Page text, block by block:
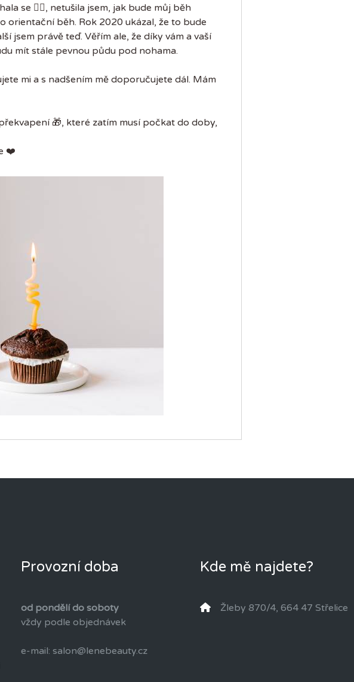
se 🏃‍♀️, netušila jsem, jak bude můj běh
běh. Rok 2020 ukázal, že to bude
jsem právě teď. Věřím ale, že díky vám a vaší
mít stále pevnou půdu pod nohama.
mi a s nadšením mě doporučujete dál. Mám
🎁, které zatím musí počkat do doby,
❤️
Provozní doba
od pondělí do soboty
vždy podle objednávek
e-mail: salon@lenebeauty.cz
Kde mě najdete?
Žleby 870/4, 664 47 Střelice